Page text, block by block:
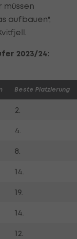
müssen
aufbauen",
2023/24:
Beste Platzierung
2.
4.
8.
14.
19.
14.
12.